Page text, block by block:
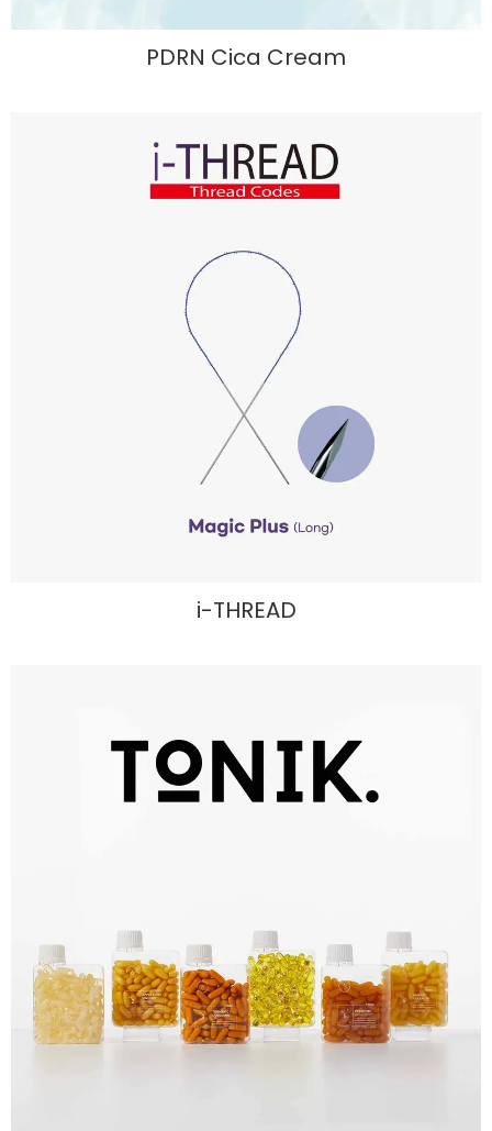
PDRN Cica Cream
i-THREAD